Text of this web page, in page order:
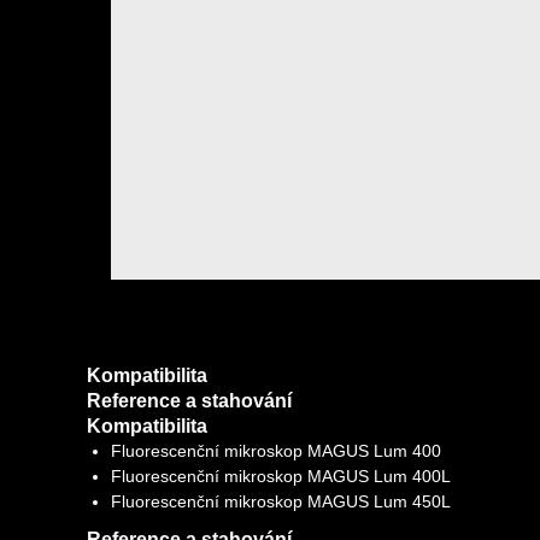
Kompatibilita
Reference a stahování
Kompatibilita
Fluorescenční mikroskop MAGUS Lum 400
Fluorescenční mikroskop MAGUS Lum 400L
Fluorescenční mikroskop MAGUS Lum 450L